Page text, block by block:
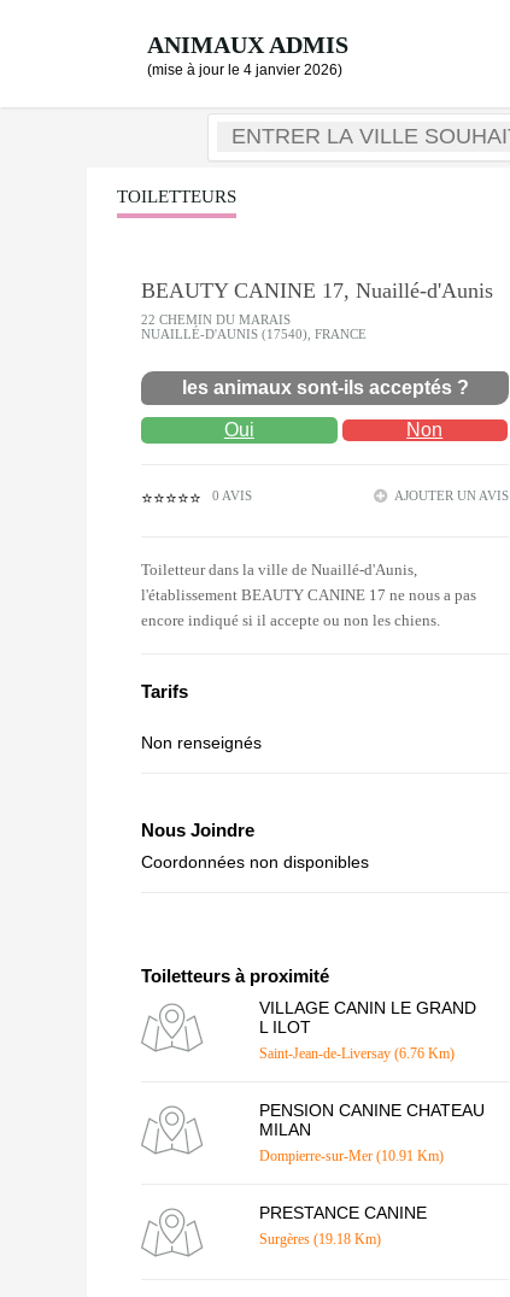
ANIMAUX ADMIS
(mise à jour le 4 janvier 2026)
TOILETTEURS
BEAUTY CANINE 17, Nuaillé-d'Aunis
22 CHEMIN DU MARAIS
NUAILLÉ-D'AUNIS (17540), FRANCE
les animaux sont-ils acceptés ?
Oui Non
⭐⭐⭐⭐⭐ 0 AVIS AJOUTER UN AVIS
Toiletteur dans la ville de Nuaillé-d'Aunis,
l'établissement BEAUTY CANINE 17 ne nous a pas
encore indiqué si il accepte ou non les chiens.
Tarifs
Non renseignés
Nous Joindre
Coordonnées non disponibles
Toiletteurs à proximité
VILLAGE CANIN LE GRAND
L ILOT
Saint-Jean-de-Liversay (6.76 Km)
PENSION CANINE CHATEAU
MILAN
Dompierre-sur-Mer (10.91 Km)
PRESTANCE CANINE
Surgères (19.18 Km)